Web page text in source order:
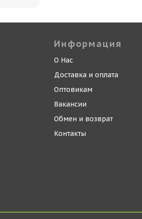
Информация
О Нас
Доставка и оплата
Оптовикам
Вакансии
Обмен и возврат
Контакты